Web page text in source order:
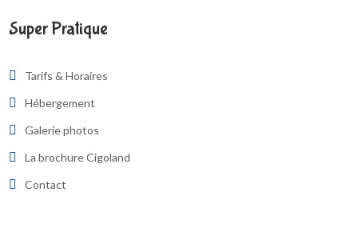
Super Pratique
Tarifs & Horaires
Hébergement
Galerie photos
La brochure Cigoland
Contact